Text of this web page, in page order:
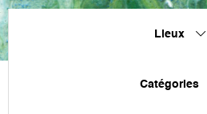
Lieux
Catégories